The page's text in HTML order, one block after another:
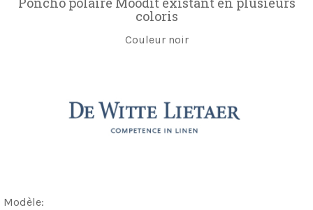
coloris
Couleur noir
Modèle: